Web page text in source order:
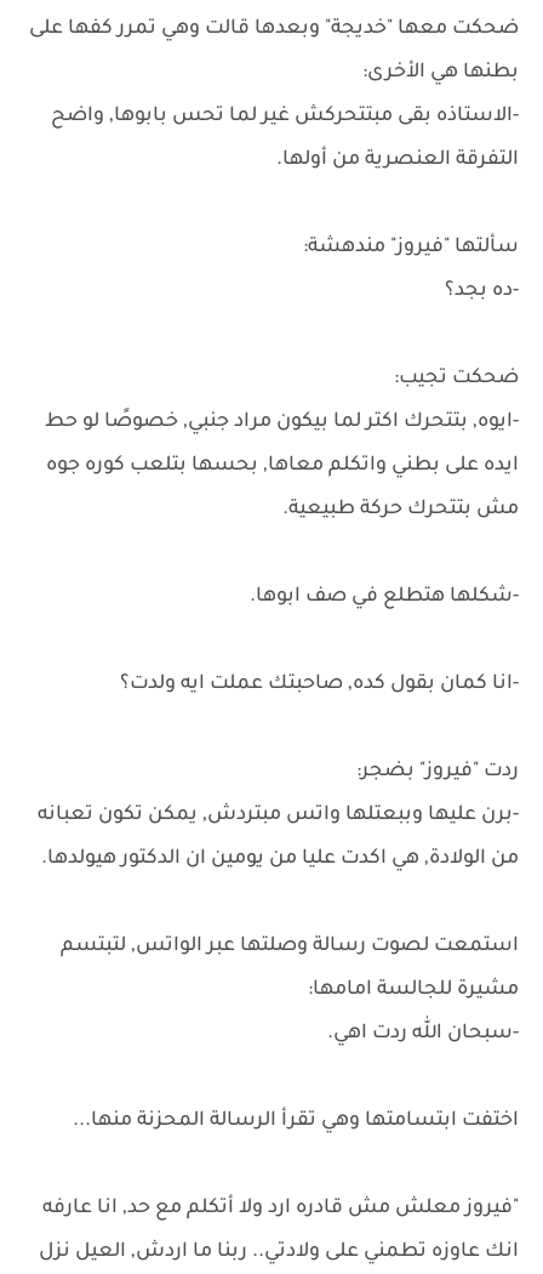
ضحكت معها "خديجة" وبعدها قالت وهي تمرر كفها على
بطنها هي الأخرى:
-الاستاذه بقى مبتتحركش غير لما تحس بابوها, واضح
التفرقة العنصرية من أولها.
سألتها "فيروز" مندهشة:
-ده بجد؟
ضحكت تجيب:
-ايوه, بتتحرك اكتر لما بيكون مراد جنبي, خصوصًا لو حط
ايده على بطني واتكلم معاها, بحسها بتلعب كوره جوه
مش بتتحرك حركة طبيعية.
-شكلها هتطلع في صف ابوها.
-انا كمان بقول كده, صاحبتك عملت ايه ولدت؟
ردت "فيروز" بضجر:
-برن عليها وببعتلها واتس مبتردش, يمكن تكون تعبانه
من الولادة, هي اكدت عليا من يومين ان الدكتور هيولدها.
استمعت لصوت رسالة وصلتها عبر الواتس, لتبتسم
مشيرة للجالسة امامها:
-سبحان الله ردت اهي.
اختفت ابتسامتها وهي تقرأ الرسالة المحزنة منها...
"فيروز معلش مش قادره ارد ولا أتكلم مع حد, انا عارفه
انك عاوزه تطمني على ولادتي.. ربنا ما اردش, العيل نزل